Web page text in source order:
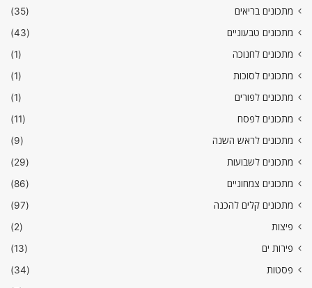
מתכונים בריאים
(35)
מתכונים טבעוניים
(43)
מתכונים לחנוכה
(1)
מתכונים לסוכות
(1)
מתכונים לפורים
(1)
מתכונים לפסח
(11)
מתכונים לראש השנה
(9)
מתכונים לשבועות
(29)
מתכונים צמחוניים
(86)
מתכונים קלים להכנה
(97)
פיצות
(2)
פירות ים
(13)
פסטות
(34)